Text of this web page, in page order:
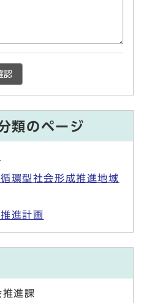
認
類のページ
環型社会形成推進地域
進計画
進課